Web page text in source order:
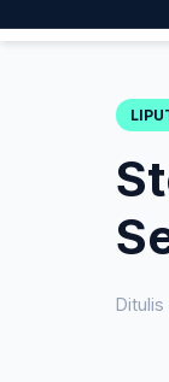
Ditulis